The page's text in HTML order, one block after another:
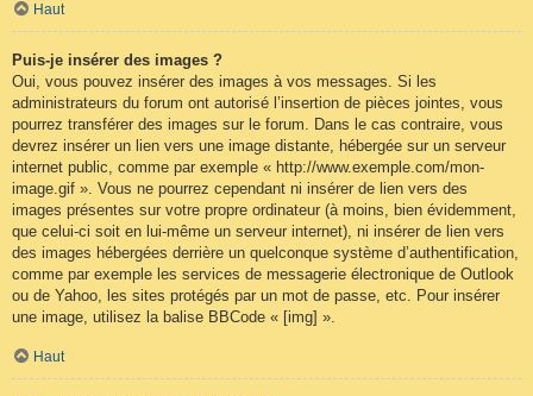
Haut
Puis-je insérer des images ?
Oui, vous pouvez insérer des images à vos messages. Si les
administrateurs du forum ont autorisé l’insertion de pièces jointes, vous
pourrez transférer des images sur le forum. Dans le cas contraire, vous
devrez insérer un lien vers une image distante, hébergée sur un serveur
internet public, comme par exemple « http://www.exemple.com/mon-
image.gif ». Vous ne pourrez cependant ni insérer de lien vers des
images présentes sur votre propre ordinateur (à moins, bien évidemment,
que celui-ci soit en lui-même un serveur internet), ni insérer de lien vers
des images hébergées derrière un quelconque système d’authentification,
comme par exemple les services de messagerie électronique de Outlook
ou de Yahoo, les sites protégés par un mot de passe, etc. Pour insérer
une image, utilisez la balise BBCode « [img] ».
Haut